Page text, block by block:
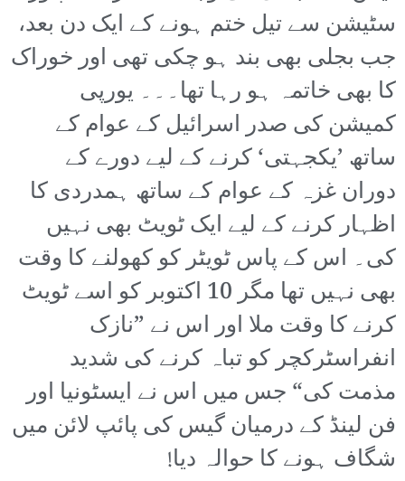
سٹیشن سے تیل ختم ہونے کے ایک دن بعد،
جب بجلی بھی بند ہو چکی تھی اور خوراک
کا بھی خاتمہ ہو رہا تھا۔۔۔ یورپی
کمیشن کی صدر اسرائیل کے عوام کے
ساتھ ’یکجہتی‘ کرنے کے لیے دورے کے
دوران غزہ کے عوام کے ساتھ ہمدردی کا
اظہار کرنے کے لیے ایک ٹویٹ بھی نہیں
کی۔ اس کے پاس ٹویٹر کو کھولنے کا وقت
بھی نہیں تھا مگر 10 اکتوبر کو اسے ٹویٹ
کرنے کا وقت ملا اور اس نے ”نازک
انفراسٹرکچر کو تباہ کرنے کی شدید
مذمت کی“ جس میں اس نے ایسٹونیا اور
فن لینڈ کے درمیان گیس کی پائپ لائن میں
شگاف ہونے کا حوالہ دیا!